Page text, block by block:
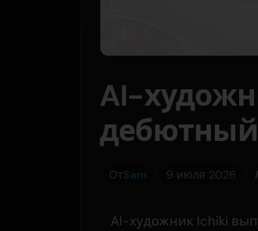
AI-
дебютный
ОтSam 9 июля 2026
AI-художник Ichiki